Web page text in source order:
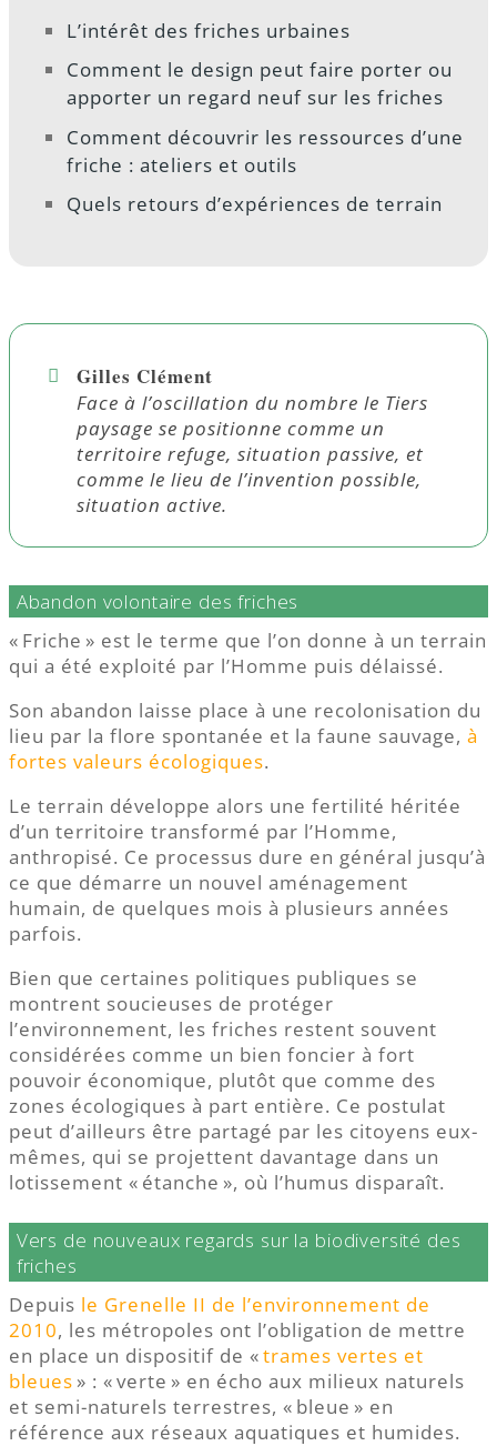
L’intérêt des friches urbaines
Comment le design peut faire porter ou
apporter un regard neuf sur les friches
Comment découvrir les ressources d’une
friche : ateliers et outils
Quels retours d’expériences de terrain
Gilles Clément
Face à l’oscillation du nombre le Tiers
paysage se positionne comme un
territoire refuge, situation passive, et
comme le lieu de l’invention possible,
situation active.
Abandon volontaire des friches
« Friche » est le terme que l’on donne à un terrain
qui a été exploité par l’Homme puis délaissé.
Son abandon laisse place à une recolonisation du
lieu par la flore spontanée et la faune sauvage, à
fortes valeurs écologiques.
Le terrain développe alors une fertilité héritée
d’un territoire transformé par l’Homme,
anthropisé. Ce processus dure en général jusqu’à
ce que démarre un nouvel aménagement
humain, de quelques mois à plusieurs années
parfois.
Bien que certaines politiques publiques se
montrent soucieuses de protéger
l’environnement, les friches restent souvent
considérées comme un bien foncier à fort
pouvoir économique, plutôt que comme des
zones écologiques à part entière. Ce postulat
peut d’ailleurs être partagé par les citoyens eux-
mêmes, qui se projettent davantage dans un
lotissement « étanche », où l’humus disparaît.
Vers de nouveaux regards sur la biodiversité des
friches
Depuis le Grenelle II de l’environnement de
2010, les métropoles ont l’obligation de mettre
en place un dispositif de «trames vertes et
bleues » : « verte » en écho aux milieux naturels
et semi-naturels terrestres, « bleue » en
référence aux réseaux aquatiques et humides.